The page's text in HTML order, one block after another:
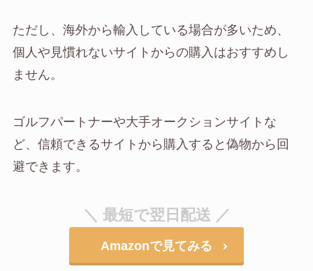
ただし、海外から輸入している場合が多いため、
個人や見慣れないサイトからの購入はおすすめし
ません。
ゴルフパートナーや大手オークションサイトな
ど、信頼できるサイトから購入すると偽物から回
避できます。
＼ 最短で翌日配送 ／
Amazonで見てみる